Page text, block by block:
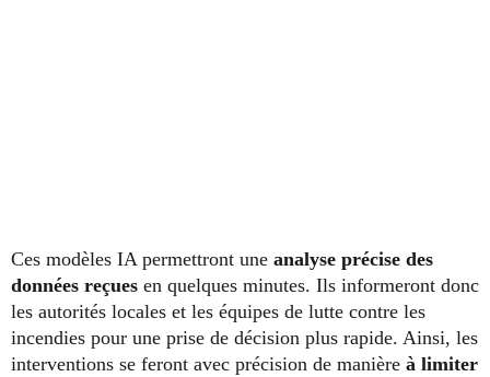
Ces modèles IA permettront une analyse précise des
données reçues en quelques minutes. Ils informeront donc
les autorités locales et les équipes de lutte contre les
incendies pour une prise de décision plus rapide. Ainsi, les
interventions se feront avec précision de manière à limiter